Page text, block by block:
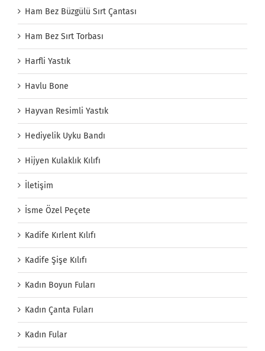
Ham Bez Büzgülü Sırt Çantası
Ham Bez Sırt Torbası
Harfli Yastık
Havlu Bone
Hayvan Resimli Yastık
Hediyelik Uyku Bandı
Hijyen Kulaklık Kılıfı
İletişim
İsme Özel Peçete
Kadife Kırlent Kılıfı
Kadife Şişe Kılıfı
Kadın Boyun Fuları
Kadın Çanta Fuları
Kadın Fular